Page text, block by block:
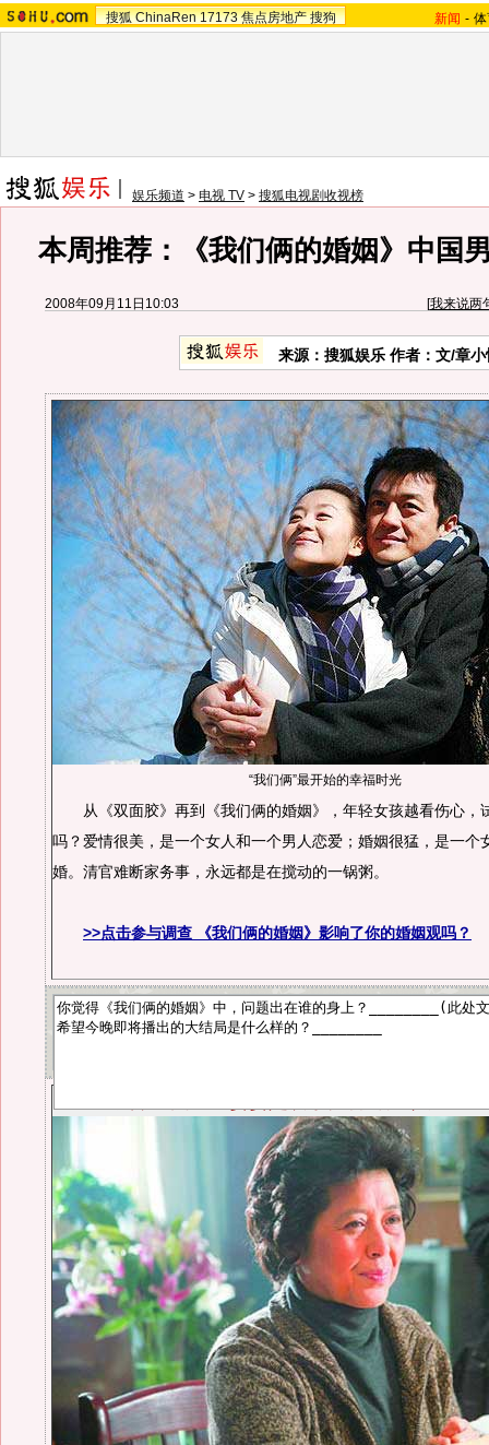
搜狐 ChinaRen 17173 焦点房地产 搜狗 新闻 -
娱乐频道 > 电视 TV > 搜狐电视剧收视榜
本周推荐：《我们俩的婚姻》中国
2008年09月11日10:03 [我来说两
来源：搜狐娱乐 作者：文/章小
“我们俩”最开始的幸福时光
从《双面胶》再到《我们俩的婚姻》，年轻女孩越看伤心，
吗？爱情很美，是一个女人和一个男人恋爱；婚姻很猛，是一个
婚。清官难断家务事，永远都是在搅动的一锅粥。
>>点击参与调查 《我们俩的婚姻》影响了你的婚姻观吗？